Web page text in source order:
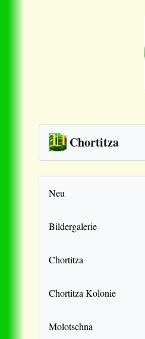
Chortitza
Neu
Bildergalerie
Chortitza
Chortitza Kolonie
Molotschna